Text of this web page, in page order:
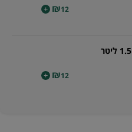
₪12
+
₪12
+